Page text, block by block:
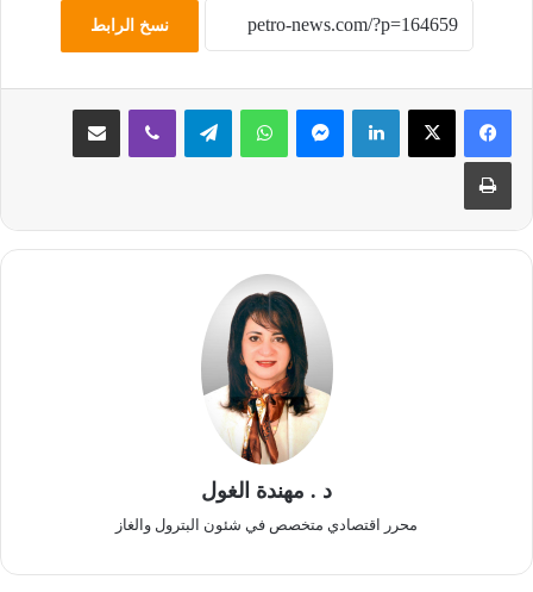
نسخ الرابط
لينكدإن ماسنجر واتساب تيلقرام ڤايبر مشاركة عبر البريد
طباعة
د . مهندة الغول
محرر اقتصادي متخصص في شئون البترول والغاز